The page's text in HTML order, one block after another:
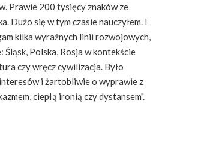
Prawie 200 tysięcy znaków ze
Dużo się w tym czasie nauczyłem. I
kilka wyraźnych linii rozwojowych,
Polska, Rosja w kontekście
czy wręcz cywilizacja. Było
i żartobliwie o wyprawie z
ciepłą ironią czy dystansem".
LIST